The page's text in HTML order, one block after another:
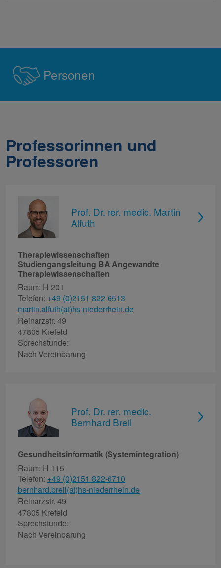
Personen
Professorinnen und
Professoren
Prof. Dr. rer. medic. Martin
Alfuth
Therapiewissenschaften
Studiengangsleitung BA Angewandte
Therapiewissenschaften
Raum: H 201
Telefon: +49 (0)2151 822-6513
martin.alfuth(at)hs-niederrhein.de
Reinarzstr. 49
47805 Krefeld
Sprechstunde:
Nach Vereinbarung
Prof. Dr. rer. medic.
Bernhard Breil
Gesundheitsinformatik (Systemintegration)
Raum: H 115
Telefon: +49 (0)2151 822-6710
bernhard.breil(at)hs-niederrhein.de
Reinarzstr. 49
47805 Krefeld
Sprechstunde:
Nach Vereinbarung